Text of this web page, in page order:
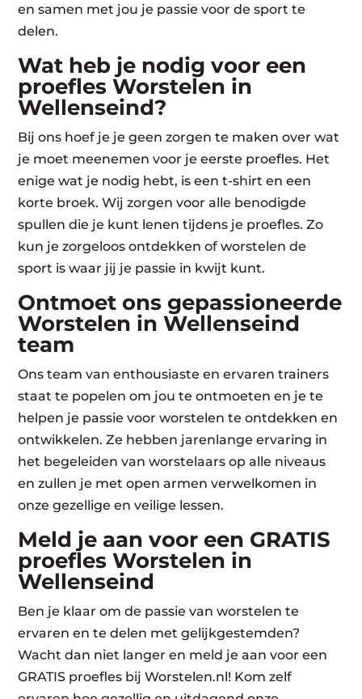
en samen met jou je passie voor de sport te
delen.
Wat heb je nodig voor een
proefles Worstelen in
Wellenseind?
Bij ons hoef je je geen zorgen te maken over wat
je moet meenemen voor je eerste proefles. Het
enige wat je nodig hebt, is een t-shirt en een
korte broek. Wij zorgen voor alle benodigde
spullen die je kunt lenen tijdens je proefles. Zo
kun je zorgeloos ontdekken of worstelen de
sport is waar jij je passie in kwijt kunt.
Ontmoet ons gepassioneerde
Worstelen in Wellenseind
team
Ons team van enthousiaste en ervaren trainers
staat te popelen om jou te ontmoeten en je te
helpen je passie voor worstelen te ontdekken en
ontwikkelen. Ze hebben jarenlange ervaring in
het begeleiden van worstelaars op alle niveaus
en zullen je met open armen verwelkomen in
onze gezellige en veilige lessen.
Meld je aan voor een GRATIS
proefles Worstelen in
Wellenseind
Ben je klaar om de passie van worstelen te
ervaren en te delen met gelijkgestemden?
Wacht dan niet langer en meld je aan voor een
GRATIS proefles bij Worstelen.nl! Kom zelf